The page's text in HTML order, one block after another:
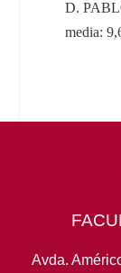
D.
media:
Avda.